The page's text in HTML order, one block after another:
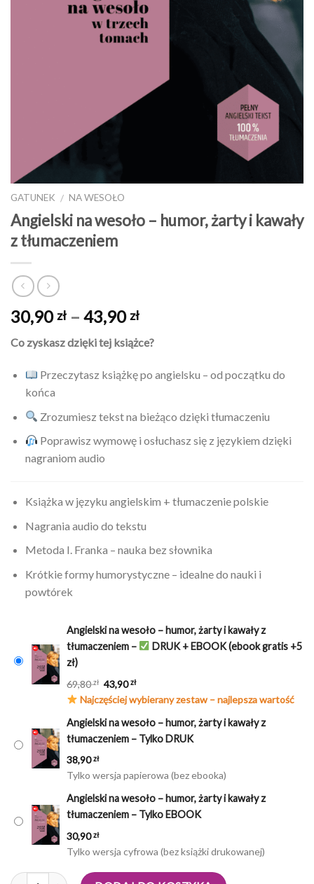
GATUNEK / NA WESOŁO
Angielski na wesoło – humor, żarty i kawały
z tłumaczeniem
30,90zł – 43,90złZakres
od
30,90 zł
do
Co zyskasz dzięki tej książce?
Przeczytasz książkę po angielsku – od początku do
końca
Zrozumiesz tekst na bieżąco dzięki tłumaczeniu
Poprawisz wymowę i osłuchasz się z językiem dzięki
nagraniom audio
Książka w języku angielskim + tłumaczenie polskie
Nagrania audio do tekstu
Metoda I. Franka – nauka bez słownika
Krótkie formy humorystyczne – idealne do nauki i
powtórek
Angielski na wesoło – humor, żarty i kawały z
tłumaczeniem –
DRUK + EBOOK (ebook gratis +5
zł)
69,80zł Pierwotna
cena
69,80 zł.
43,90złAktualna
cena
43,90 zł.
Najczęściej wybierany zestaw – najlepsza wartość
Angielski na wesoło – humor, żarty i kawały z
tłumaczeniem – Tylko DRUK
38,90zł
Tylko wersja papierowa (bez ebooka)
Angielski na wesoło – humor, żarty i kawały z
tłumaczeniem – Tylko EBOOK
30,90zł
Tylko wersja cyfrowa (bez książki drukowanej)
Ilość